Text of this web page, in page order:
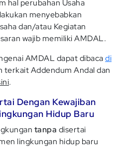
hal perubahan Usaha
menyebabkan
dan/atau Kegiatan
wajib memiliki AMDAL.
AMDAL dapat dibacadi
terkait Addendum Andal dan
.
Dengan Kewajiban
Hidup Baru
tanpa disertai
lingkungan hidup baru